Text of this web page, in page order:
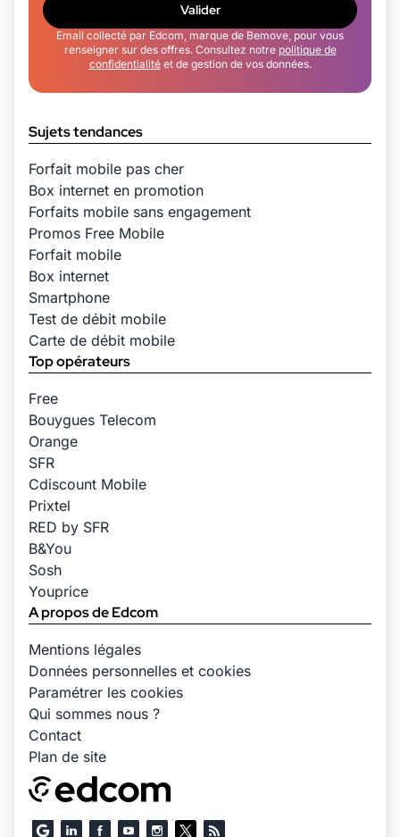
Valider
Email collecté par Edcom, marque de Bemove, pour vous
renseigner sur des offres. Consultez notre politique de
confidentialitéet de gestion de vos données.
Sujets tendances
Forfait mobile pas cher
Box internet en promotion
Forfaits mobile sans engagement
Promos Free Mobile
Forfait mobile
Box internet
Smartphone
Test de débit mobile
Carte de débit mobile
Top opérateurs
Free
Bouygues Telecom
Orange
SFR
Cdiscount Mobile
Prixtel
RED by SFR
B&You
Sosh
Youprice
A propos de Edcom
Mentions légales
Données personnelles et cookies
Paramétrer les cookies
Qui sommes nous ?
Contact
Plan de site